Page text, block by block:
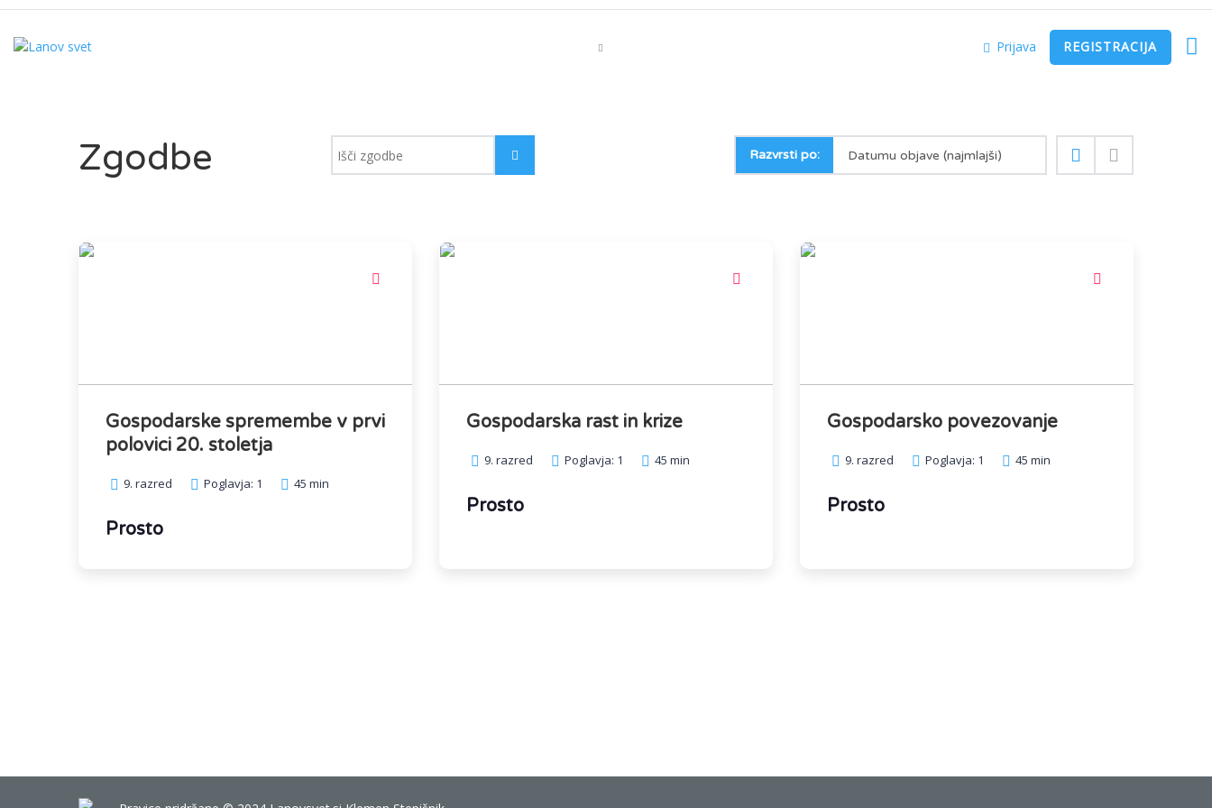
Prijava REGISTRACIJA
Zgodbe Razvrsti po: Datumu objave (najmlajši)
Gospodarske spremembe v prvi
polovici 20. stoletja
9. razred Poglavja: 1 45 min
Prosto
Gospodarska rast in krize
9. razred Poglavja: 1 45 min
Prosto
Gospodarsko povezovanje
9. razred Poglavja: 1 45 min
Prosto